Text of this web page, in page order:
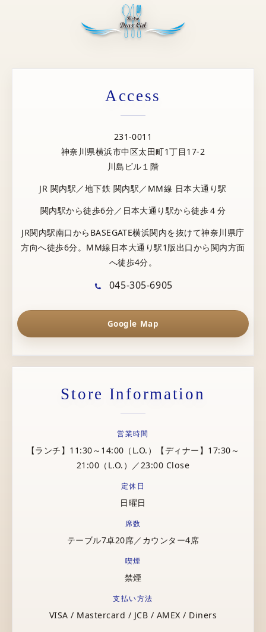
Access
231-0011
神奈川県横浜市中区太田町1丁目17-2
川島ビル１階
JR 関内駅／地下鉄 関内駅／MM線 日本大通り駅
関内駅から徒歩6分／日本大通り駅から徒歩４分
JR関内駅南口からBASEGATE横浜関内を抜けて神奈川県庁
方向へ徒歩6分。MM線日本大通り駅1版出口から関内方面
へ徒歩4分。
045-305-6905
Google Map
Store Information
営業時間
【ランチ】11:30～14:00（L.O.）【ディナー】17:30～
21:00（L.O.）／23:00 Close
定休日
日曜日
席数
テーブル7卓20席／カウンター4席
喫煙
禁煙
支払い方法
VISA / Mastercard / JCB / AMEX / Diners